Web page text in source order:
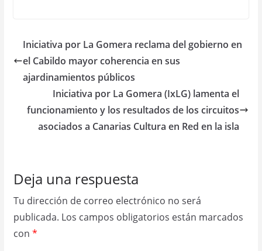
Iniciativa por La Gomera reclama del gobierno en
el Cabildo mayor coherencia en sus
ajardinamientos públicos
Iniciativa por La Gomera (IxLG) lamenta el
funcionamiento y los resultados de los circuitos
asociados a Canarias Cultura en Red en la isla
Deja una respuesta
Tu dirección de correo electrónico no será
publicada. Los campos obligatorios están marcados
con *